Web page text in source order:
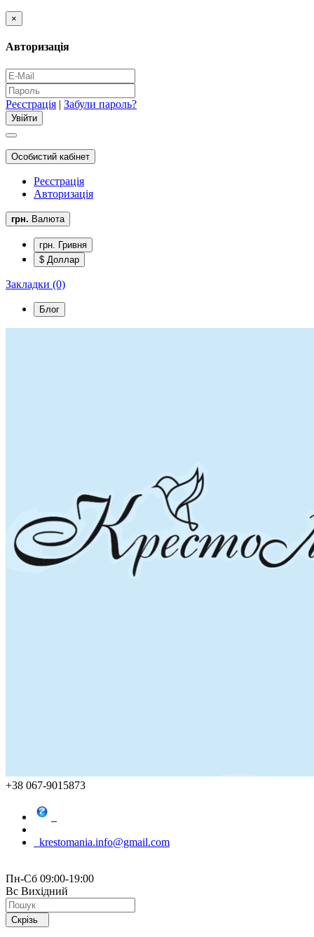
×
Авторизація
Реєстрація | Забули пароль?
Особистий кабінет
Реєстрація
Авторизація
грн. Валюта
грн. Гривня
$ Доллар
Закладки (0)
Блог
+38 067-9015873
krestomania.info@gmail.com
Пн-Сб 09:00-19:00
Вс Вихідний
Скрізь